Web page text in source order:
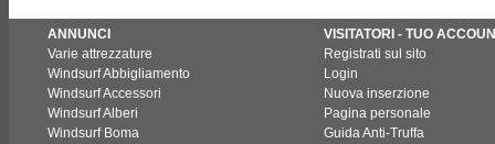
ANNUNCI
Varie attrezzature
Windsurf Abbigliamento
Windsurf Accessori
Windsurf Alberi
Windsurf Boma
VISITATORI - TUO
Registrati sul sito
Login
Nuova inserzione
Pagina personale
Guida Anti-Truffa